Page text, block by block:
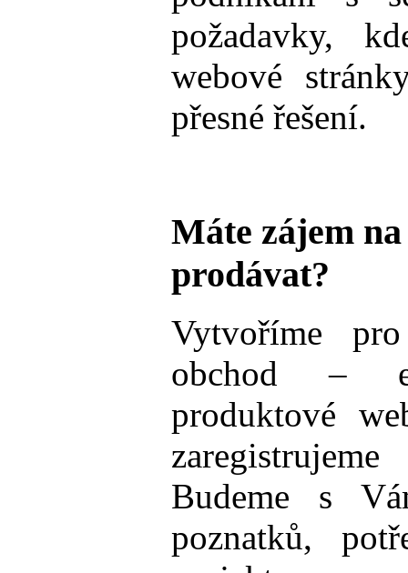
požadavky,
webové
přesné řešení.
Máte zájem
prodávat?
Vytvoříme
obchod –
produktové
Budeme s
poznatků,